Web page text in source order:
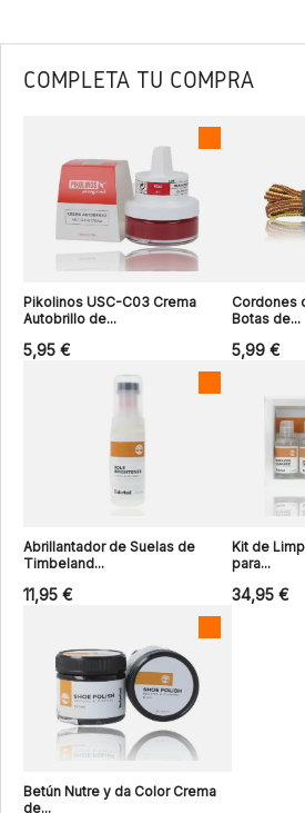
COMPLETA TU COMPRA
Pikolinos USC-C03 Crema
Autobrillo de...
5,95 €
Cordones
Botas de...
5,99 €
Abrillantador de Suelas de
Timbeland...
11,95 €
Kit de
para...
34,95 €
Betún Nutre y da Color Crema
de...